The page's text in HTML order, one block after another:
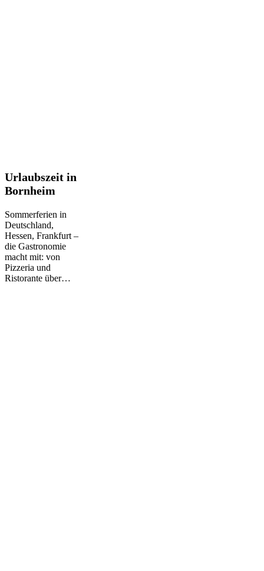
Urlaubszeit
in
Bornheim
Urlaubszeit in
Bornheim
Sommerferien in
Deutschland,
Hessen, Frankfurt –
die Gastronomie
macht mit: von
Pizzeria und
Ristorante über…